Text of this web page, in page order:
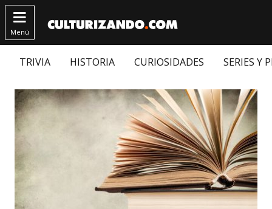

Menú
TRIVIA HISTORIA CURIOSIDADES SERIES Y